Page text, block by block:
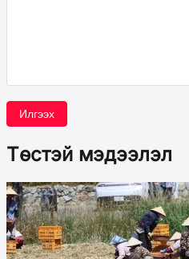
Илгээх
Төстэй мэдээлэл